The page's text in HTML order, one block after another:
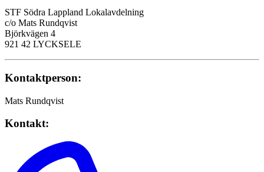
STF Södra Lappland Lokalavdelning
c/o Mats Rundqvist
Björkvägen 4
921 42 LYCKSELE
Kontaktperson:
Mats Rundqvist
Kontakt: